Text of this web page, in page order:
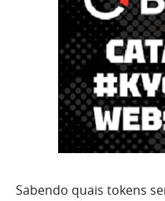
Sabendo quais tokens